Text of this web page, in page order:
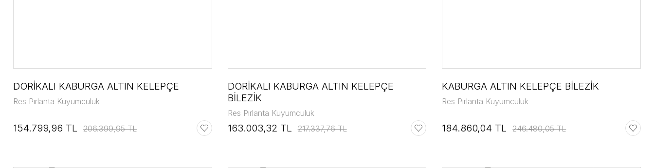
DORİKALI KABURGA ALTIN KELEPÇE
Res Pırlanta Kuyumculuk
154.799,96 TL 206.399,95 TL
DORİKALI KABURGA ALTIN KELEPÇE
BİLEZİK
Res Pırlanta Kuyumculuk
163.003,32 TL 217.337,76 TL
KABURGA ALTIN KELEPÇE BİLEZİK
Res Pırlanta Kuyumculuk
184.860,04 TL 246.480,05 TL